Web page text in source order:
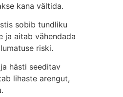
kana vältida.
sobib tundliku
ja aitab vähendada
riski.
hästi seeditav
lihaste arengut,